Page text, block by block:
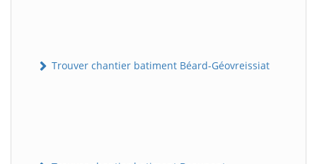
Trouver chantier batiment Béard-Géovreissiat